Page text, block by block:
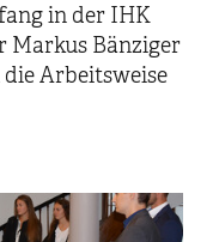
in der IHK
Markus Bänziger
Arbeitsweise